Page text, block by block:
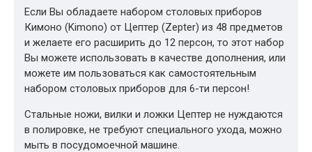
Если Вы обладаете набором столовых приборов
Кимоно (Kimono) от Цептер (Zepter) из 48 предметов
и желаете его расширить до 12 персон, то этот набор
Вы можете использовать в качестве дополнения, или
можете им пользоваться как самостоятельным
набором столовых приборов для 6-ти персон!
Стальные ножи, вилки и ложки Цептер не нуждаются
в полировке, не требуют специального ухода, можно
мыть в посудомоечной машине.